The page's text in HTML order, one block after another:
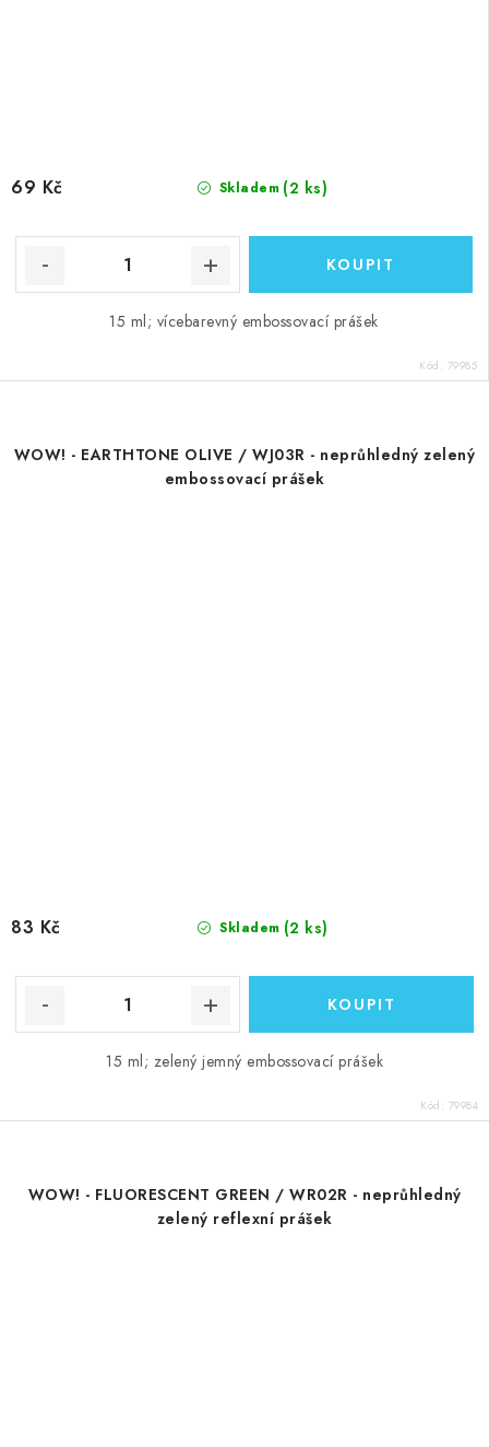
Skladem (2 ks)
69 Kč
15 ml; vícebarevný embossovací prášek
Kód: 79985
WOW! - EARTHTONE OLIVE / WJ03R - neprůhledný zelený
embossovací prášek
Skladem (2 ks)
83 Kč
15 ml; zelený jemný embossovací prášek
Kód: 79984
WOW! - FLUORESCENT GREEN / WR02R - neprůhledný
zelený reflexní prášek